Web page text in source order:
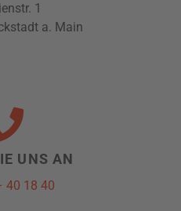
1
a. Main
UNS AN
40 18 40